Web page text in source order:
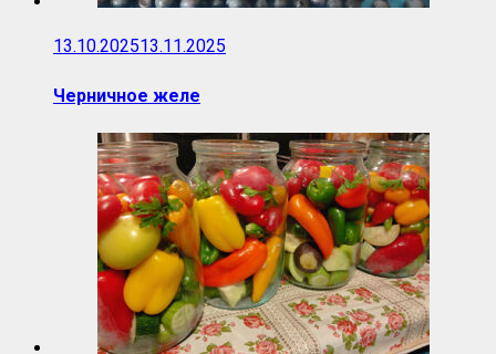
13.10.202513.11.2025
Черничное желе